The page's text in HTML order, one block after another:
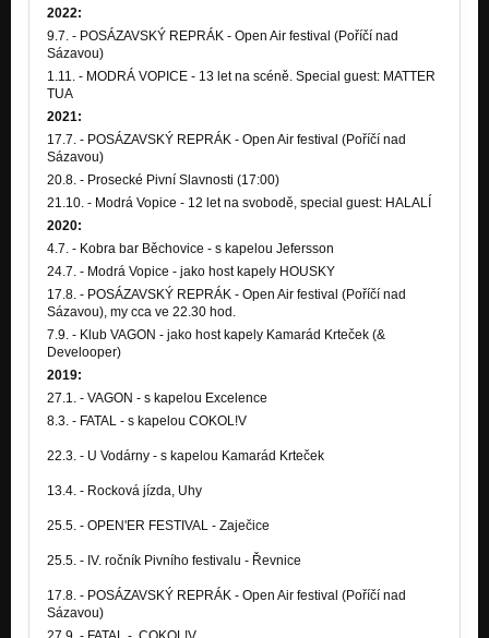
2022:
9.7. - POSÁZAVSKÝ REPRÁK - Open Air festival (Poříčí nad
Sázavou)
1.11. - MODRÁ VOPICE - 13 let na scéně. Special guest: MATTER
TUA
2021:
17.7. - POSÁZAVSKÝ REPRÁK - Open Air festival (Poříčí nad
Sázavou)
20.8. - Prosecké Pivní Slavnosti (17:00)
21.10. - Modrá Vopice - 12 let na svobodě, special guest: HALALÍ
2020:
4.7. - Kobra bar Běchovice - s kapelou Jefersson
24.7. - Modrá Vopice - jako host kapely HOUSKY
17.8. - POSÁZAVSKÝ REPRÁK - Open Air festival (Poříčí nad
Sázavou), my cca ve 22.30 hod.
7.9. - Klub VAGON - jako host kapely Kamarád Krteček (&
Develooper)
2019:
27.1. - VAGON - s kapelou Excelence
8.3. - FATAL - s kapelou COKOL!V
22.3. - U Vodárny - s kapelou Kamarád Krteček
13.4. - Rocková jízda, Uhy
25.5. - OPEN'ER FESTIVAL - Zaječice
25.5. - IV. ročník Pivního festivalu - Řevnice
17.8. - POSÁZAVSKÝ REPRÁK - Open Air festival (Poříčí nad
Sázavou)